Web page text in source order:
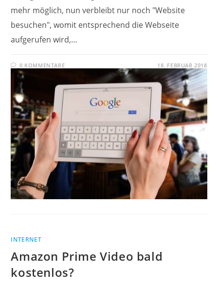
mehr möglich, nun verbleibt nur noch "Website
besuchen", womit entsprechend die Webseite
aufgerufen wird,…
0 KOMMENTARE 18. FEBRUAR 2018
INTERNET
Amazon Prime Video bald
kostenlos?